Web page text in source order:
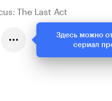
The Last Act
Здесь можно
сериал